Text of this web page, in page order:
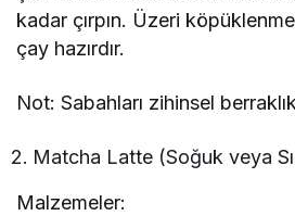
kadar çırpın. Üzeri
çay hazırdır.
Not: Sabahları zihinsel
Matcha Latte (Soğuk veya
Malzemeler: